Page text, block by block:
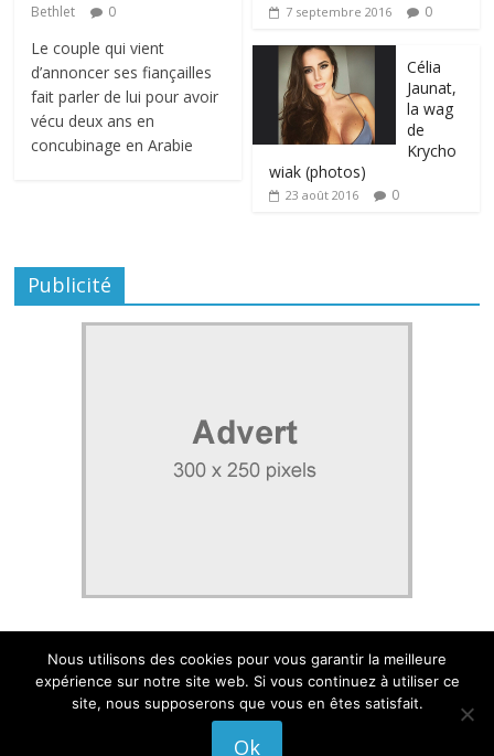
Bethlet
0
Le couple qui vient
d’annoncer ses fiançailles
fait parler de lui pour avoir
vécu deux ans en
concubinage en Arabie
7 septembre 2016 0
Célia
Jaunat,
la wag
de
Krycho
wiak (photos)
23 août 2016 0
Publicité
Politique de confidentialité
Nous utilisons des cookies pour vous garantir la meilleure
expérience sur notre site web. Si vous continuez à utiliser ce
site, nous supposerons que vous en êtes satisfait.
Ok